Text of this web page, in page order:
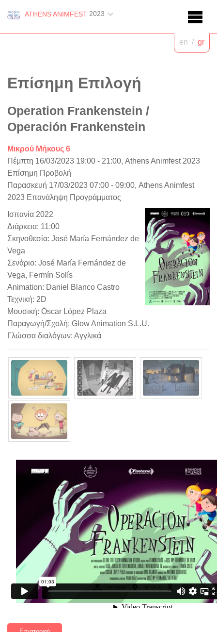
ATHENS ANIMFEST 2023
en / gr
Επίσημη Επιλογή
Operation Frankenstein /
Operación Frankenstein
Μικρού Μήκους 6
Πέμπτη 16/03/2023 19:00 - 21:00, Athens Animfest 2023
Επίσημη Προβολή
Παρασκευή 17/03/2023 07:00 - 09:00, Athens Animfest
2023 Επανάληψη Προγράμματος
Ισπανία 2022
Διάρκεια: 11:00
Σκηνοθεσία: José María Fernández de
Vega
Σενάριο: José María Fernández de
Vega, Fermín Solís
Animation: Daniel Blanco Castro
Τεχνική: 2D
Μουσική: Óscar López Plaza
Παραγωγή/Σχολή: Glow Animation S.L.U.
Γλώσσα διαλόγων: Αγγλικά